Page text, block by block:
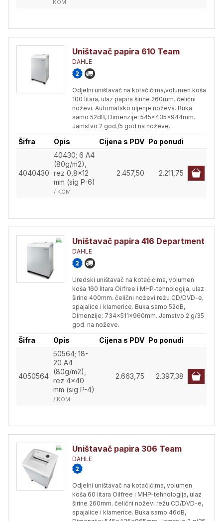
KOM
Uništavač papira 610 Team
DAHLE
Odjelni uništavač na kotačićima,volumen koša
100 litara, ulaz papira širine 260mm. čelični
noževi. Automatsko uljenje noževa. Buka
samo 52dB, Dimenzije: 545x435x944mm.
Jamstvo 2 god./5 god na noževe.
Šifra Opis Cijena s PDV Po ponudi
4040430
40430; 6 A4
(80g/m2),
rez 0,8x12
mm (sig P-6)
/ KOM
2.457,50 2.211,75
Uništavač papira 416 Department
DAHLE
Uredski uništavač na kotačićima, volumen
koša 160 litara Oilfree i MHP-tehnologija, ulaz
širine 400mm. čelični noževi režu CD/DVD-e,
spajalice i klamerice. Buka samo 52dB,
Dimenzije: 734x511x960mm. Jamstvo 2 g/35
god. na noževe.
Šifra Opis Cijena s PDV Po ponudi
4050564
50564; 18-
20 A4
(80g/m2),
rez 4x40
mm (sig P-4)
/ KOM
2.663,75 2.397,38
Uništavač papira 306 Team
DAHLE
Odjelni uništavač na kotačićima, volumen
koša 60 litara Oilfree i MHP-tehnologija, ulaz
širine 260mm. čelični noževi režu CD/DVD-e,
spajalice i klamerice. Buka samo 46dB,